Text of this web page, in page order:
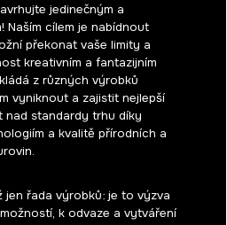
jedinečným a
Naším cílem je nabídnout
překonat vaše limity a
kreativním a fantazijním
z různých výrobků
vyniknout a zajistit nejlepší
nad standardy trhu díky
a kvalitě přírodních a
jen řada výrobků: je to výzva
k odvaze a vytváření